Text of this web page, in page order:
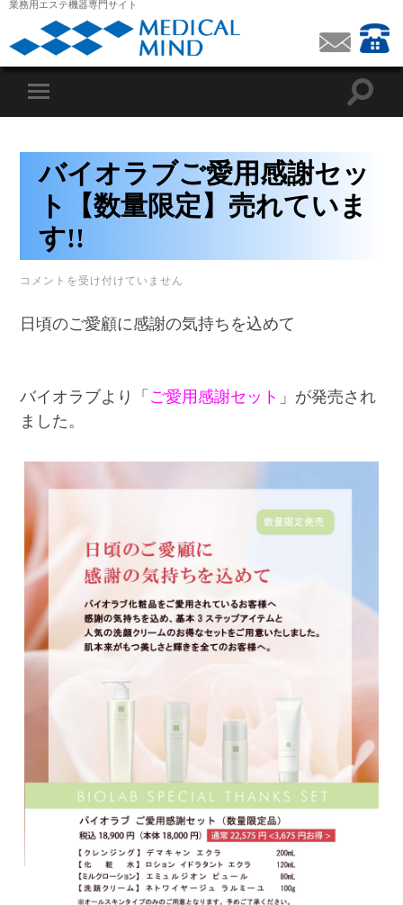
業務用エステ機器専門サイト
バイオラブご愛用感謝セッ
ト【数量限定】売れていま
す!!
バ
ラ
感
謝
セ
ト
限
定】
れ
て
い
す!!
は
コメントを受け付けていません
日頃のご愛顧に感謝の気持ちを込めて
バイオラブより「ご愛用感謝セット 」が発売され
ました。